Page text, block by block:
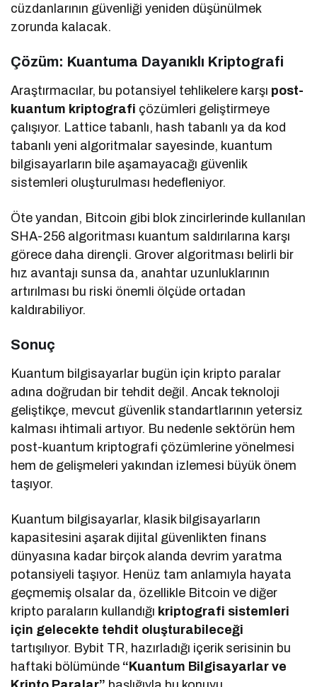
cüzdanlarının güvenliği yeniden düşünülmek
zorunda kalacak.
Çözüm: Kuantuma Dayanıklı Kriptografi
Araştırmacılar, bu potansiyel tehlikelere karşı post-
kuantum kriptografi çözümleri geliştirmeye
çalışıyor. Lattice tabanlı, hash tabanlı ya da kod
tabanlı yeni algoritmalar sayesinde, kuantum
bilgisayarların bile aşamayacağı güvenlik
sistemleri oluşturulması hedefleniyor.
Öte yandan, Bitcoin gibi blok zincirlerinde kullanılan
SHA-256 algoritması kuantum saldırılarına karşı
görece daha dirençli. Grover algoritması belirli bir
hız avantajı sunsa da, anahtar uzunluklarının
artırılması bu riski önemli ölçüde ortadan
kaldırabiliyor.
Sonuç
Kuantum bilgisayarlar bugün için kripto paralar
adına doğrudan bir tehdit değil. Ancak teknoloji
geliştikçe, mevcut güvenlik standartlarının yetersiz
kalması ihtimali artıyor. Bu nedenle sektörün hem
post-kuantum kriptografi çözümlerine yönelmesi
hem de gelişmeleri yakından izlemesi büyük önem
taşıyor.
Kuantum bilgisayarlar, klasik bilgisayarların
kapasitesini aşarak dijital güvenlikten finans
dünyasına kadar birçok alanda devrim yaratma
potansiyeli taşıyor. Henüz tam anlamıyla hayata
geçmemiş olsalar da, özellikle Bitcoin ve diğer
kripto paraların kullandığı kriptografi sistemleri
için gelecekte tehdit oluşturabileceği
tartışılıyor. Bybit TR, hazırladığı içerik serisinin bu
haftaki bölümünde “Kuantum Bilgisayarlar ve